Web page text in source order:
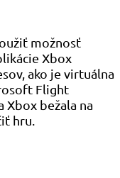
možnosť
Xbox
ako je virtuálna
Flight
bežala na
hru.